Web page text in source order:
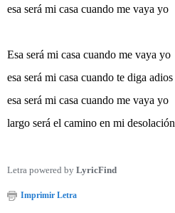
esa será mi casa cuando me vaya yo
Esa será mi casa cuando me vaya yo
esa será mi casa cuando te diga adios
esa será mi casa cuando me vaya yo
largo será el camino en mi desolación
Letra powered by LyricFind
Imprimir Letra